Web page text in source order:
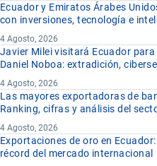
Ecuador y Emiratos Árabes
con inversiones, tecnología e
4 Agosto, 2026
Javier Milei visitará Ecuador
Daniel Noboa: extradición,
4 Agosto, 2026
Las mayores exportadoras de
Ranking, cifras y análisis del
4 Agosto, 2026
Exportaciones de oro en
récord del mercado internacional